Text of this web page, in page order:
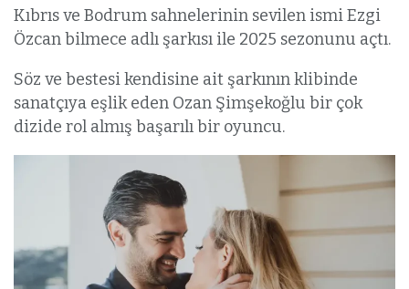
Kıbrıs ve Bodrum sahnelerinin sevilen ismi Ezgi
Özcan bilmece adlı şarkısı ile 2025 sezonunu açtı.
Söz ve bestesi kendisine ait şarkının klibinde
sanatçıya eşlik eden Ozan Şimşekoğlu bir çok
dizide rol almış başarılı bir oyuncu.